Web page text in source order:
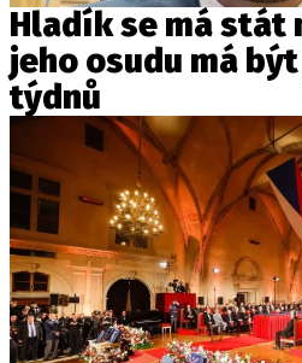
Hladík se má stát
jeho osudu má
týdnů